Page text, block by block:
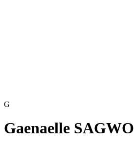
G
Gaenaelle SAGWO